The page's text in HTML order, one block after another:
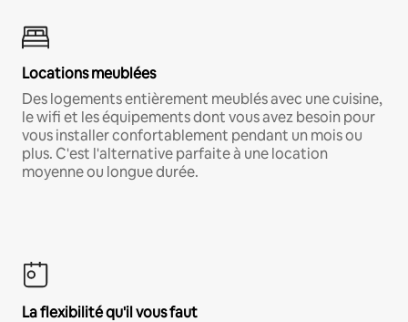
Locations meublées
Des logements entièrement meublés avec une cuisine,
le wifi et les équipements dont vous avez besoin pour
vous installer confortablement pendant un mois ou
plus. C'est l'alternative parfaite à une location
moyenne ou longue durée.
La flexibilité qu'il vous faut